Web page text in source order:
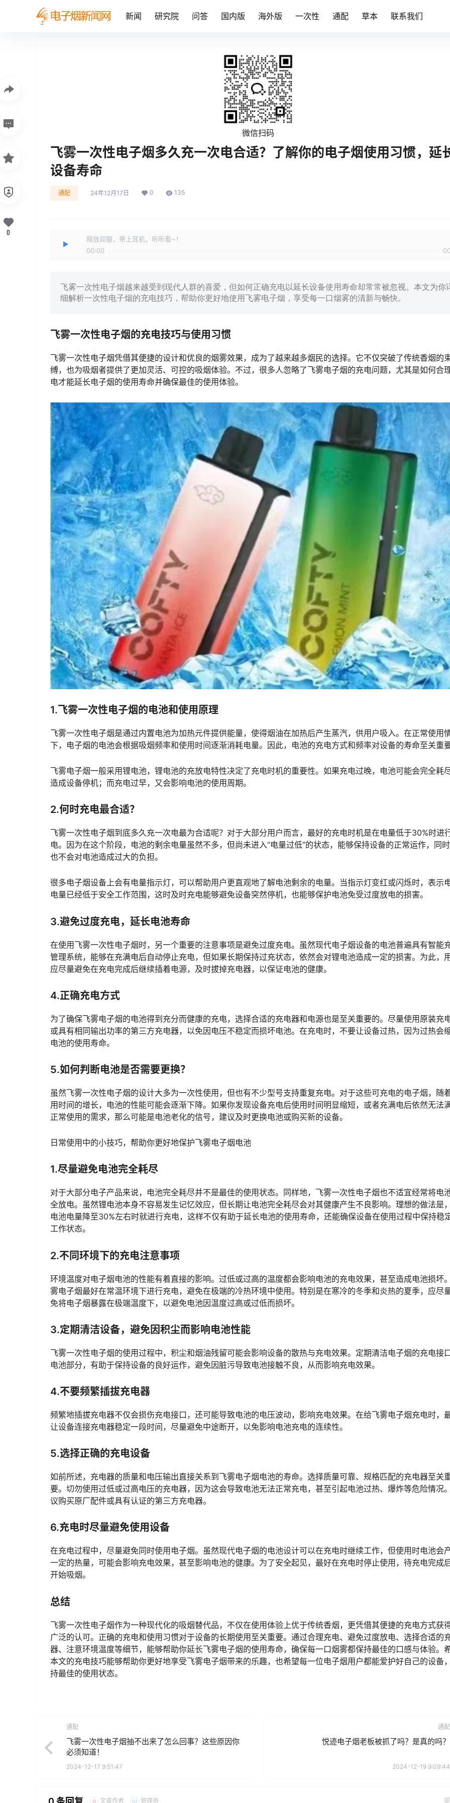
新闻 研究院 问答 国内版 海外版 一次性 通配 草本 联系我们
微信扫码
飞雾一次性电子烟多久充一次电合适？了解你的电子烟使用习惯，延
设备寿命
通配 24年12月17日 0 135
释放双眼，带上耳机，听听看~！
00:00
飞雾一次性电子烟越来越受到现代人群的喜爱，但如何正确充电以延长设备使用寿命却常常被忽视。本文为你
细解析一次性电子烟的充电技巧，帮助你更好地使用飞雾电子烟，享受每一口烟雾的清新与畅快。
飞雾一次性电子烟的充电技巧与使用习惯
飞雾一次性电子烟凭借其便捷的设计和优良的烟雾效果，成为了越来越多烟民的选择。它不仅突破了传统香烟的
缚，也为吸烟者提供了更加灵活、可控的吸烟体验。不过，很多人忽略了飞雾电子烟的充电问题，尤其是如何合
电才能延长电子烟的使用寿命并确保最佳的使用体验。
1.飞雾一次性电子烟的电池和使用原理
飞雾一次性电子烟是通过内置电池为加热元件提供能量，使得烟油在加热后产生蒸汽，供用户吸入。在正常使用
下，电子烟的电池会根据吸烟频率和使用时间逐渐消耗电量。因此，电池的充电方式和频率对设备的寿命至关重要
飞雾电子烟一般采用锂电池，锂电池的充放电特性决定了充电时机的重要性。如果充电过晚，电池可能会完全耗尽
造成设备停机；而充电过早，又会影响电池的使用周期。
2.何时充电最合适？
飞雾一次性电子烟到底多久充一次电最为合适呢？对于大部分用户而言，最好的充电时机是在电量低于30%时进
电。因为在这个阶段，电池的剩余电量虽然不多，但尚未进入“电量过低”的状态，能够保持设备的正常运作，同
也不会对电池造成过大的负担。
很多电子烟设备上会有电量指示灯，可以帮助用户更直观地了解电池剩余的电量。当指示灯变红或闪烁时，表示
电量已经低于安全工作范围，这时及时充电能够避免设备突然停机，也能够保护电池免受过度放电的损害。
3.避免过度充电，延长电池寿命
在使用飞雾一次性电子烟时，另一个重要的注意事项是避免过度充电。虽然现代电子烟设备的电池普遍具有智能
管理系统，能够在充满电后自动停止充电，但如果长期保持过充状态，依然会对锂电池造成一定的损害。为此，
应尽量避免在充电完成后继续插着电源，及时拔掉充电器，以保证电池的健康。
4.正确充电方式
为了确保飞雾电子烟的电池得到充分而健康的充电，选择合适的充电器和电源也是至关重要的。尽量使用原装充
或具有相同输出功率的第三方充电器，以免因电压不稳定而损坏电池。在充电时，不要让设备过热，因为过热会
电池的使用寿命。
5.如何判断电池是否需要更换？
虽然飞雾一次性电子烟的设计大多为一次性使用，但也有不少型号支持重复充电。对于这些可充电的电子烟，随
用时间的增长，电池的性能可能会逐渐下降。如果你发现设备充电后使用时间明显缩短，或者充满电后依然无法
正常使用的需求，那么可能是电池老化的信号，建议及时更换电池或购买新的设备。
日常使用中的小技巧，帮助你更好地保护飞雾电子烟电池
1.尽量避免电池完全耗尽
对于大部分电子产品来说，电池完全耗尽并不是最佳的使用状态。同样地，飞雾一次性电子烟也不适宜经常将电
全放电。虽然锂电池本身不容易发生记忆效应，但长期让电池完全耗尽会对其健康产生不良影响。理想的做法是
电池电量降至30%左右时就进行充电，这样不仅有助于延长电池的使用寿命，还能确保设备在使用过程中保持稳
工作状态。
2.不同环境下的充电注意事项
环境温度对电子烟电池的性能有着直接的影响。过低或过高的温度都会影响电池的充电效果，甚至造成电池损坏
雾电子烟最好在常温环境下进行充电，避免在极端的冷热环境中使用。特别是在寒冷的冬季和炎热的夏季，应尽
免将电子烟暴露在极端温度下，以避免电池因温度过高或过低而损坏。
3.定期清洁设备，避免因积尘而影响电池性能
飞雾一次性电子烟的使用过程中，积尘和烟油残留可能会影响设备的散热与充电效果。定期清洁电子烟的充电接
电池部分，有助于保持设备的良好运作，避免因脏污导致电池接触不良，从而影响充电效果。
4.不要频繁插拔充电器
频繁地插拔充电器不仅会损伤充电接口，还可能导致电池的电压波动，影响充电效果。在给飞雾电子烟充电时，
让设备连接充电器稳定一段时间，尽量避免中途断开，以免影响电池充电的连续性。
5.选择正确的充电设备
如前所述，充电器的质量和电压输出直接关系到飞雾电子烟电池的寿命。选择质量可靠、规格匹配的充电器至关
要。切勿使用过低或过高电压的充电器，因为这会导致电池无法正常充电，甚至引起电池过热、爆炸等危险情况
议购买原厂配件或具有认证的第三方充电器。
6.充电时尽量避免使用设备
在充电过程中，尽量避免同时使用电子烟。虽然现代电子烟的电池设计可以在充电时继续工作，但使用时电池会
一定的热量，可能会影响充电效果，甚至影响电池的健康。为了安全起见，最好在充电时停止使用，待充电完成
开始吸烟。
总结
飞雾一次性电子烟作为一种现代化的吸烟替代品，不仅在使用体验上优于传统香烟，更凭借其便捷的充电方式获
广泛的认可。正确的充电和使用习惯对于设备的长期使用至关重要。通过合理充电、避免过度放电、选择合适的
器、注意环境温度等细节，能够帮助你延长飞雾电子烟的使用寿命，确保每一口烟雾都保持最佳的口感与体验。
本文的充电技巧能够帮助你更好地享受飞雾电子烟带来的乐趣，也希望每一位电子烟用户都能爱护好自己的设备
持最佳的使用状态。
0
通配
飞雾一次性电子烟抽不出来了怎么回事？这些原因你
必须知道！
2024-12-17 9:51:47
通配
悦迹电子烟老板被抓了吗？是真的吗？
2024-12-19 9:09:44
A 文章作者 M 管理员